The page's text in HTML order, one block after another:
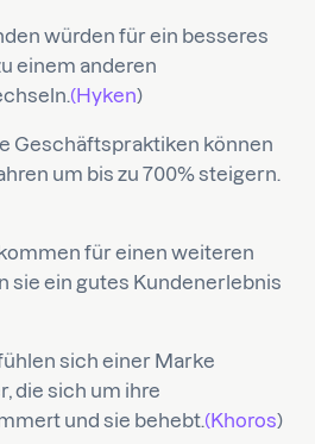
würden für ein besseres
einem anderen
(Hyken)
Geschäftspraktiken können
um bis zu 700% steigern.
für einen weiteren
sie ein gutes Kundenerlebnis
sich einer Marke
die sich um ihre
und sie behebt.(Khoros)